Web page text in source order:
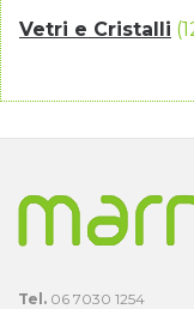
Vetri e Cristalli
Tel. 06 7030 1254